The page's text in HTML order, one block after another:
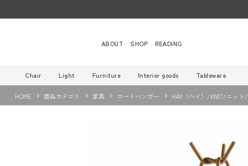
ABOUT SHOP READING
Chair Light Furniture Interior goods Tableware
HOME 商品カテゴリ 家具 コートハンガー HAY（ヘイ）/KNIT/ニット